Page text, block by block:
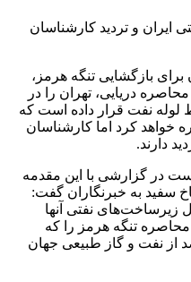
بازگشایی تنگه هرمز،
دریایی، تهران را در
نفت قرار داده است که
خواهد کرد اما کارشناسان
دارند.
در گزارشی با این مقدمه
سفید به خبرنگاران گفت:
زیرساخت‌های نفتی آنها
تنگه هرمز را که
ترانزیت حدود ۲۰ درصد از نفت و گاز طبیعی جهان